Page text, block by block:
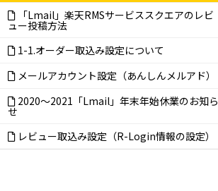
「Lmail」楽天RMSサービススクエアのレビ
ュー投稿方法
1-1.オーダー取込み設定について
メールアカウント設定（あんしんメルアド）
2020～2021「Lmail」年末年始休業のお知ら
せ
レビュー取込み設定（R-Login情報の設定）